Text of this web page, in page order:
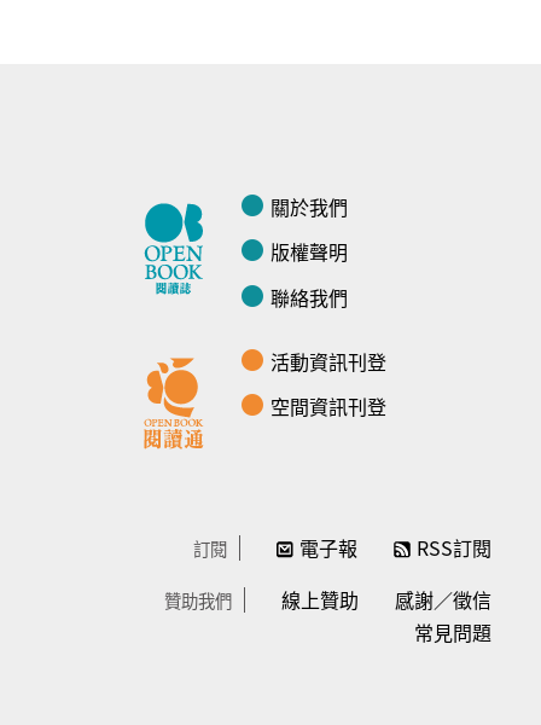
關於我們
版權聲明
聯絡我們
活動資訊刊登
空間資訊刊登
訂閱 電子報 RSS訂閱
贊助我們 線上贊助
感謝／徵信
常見問題